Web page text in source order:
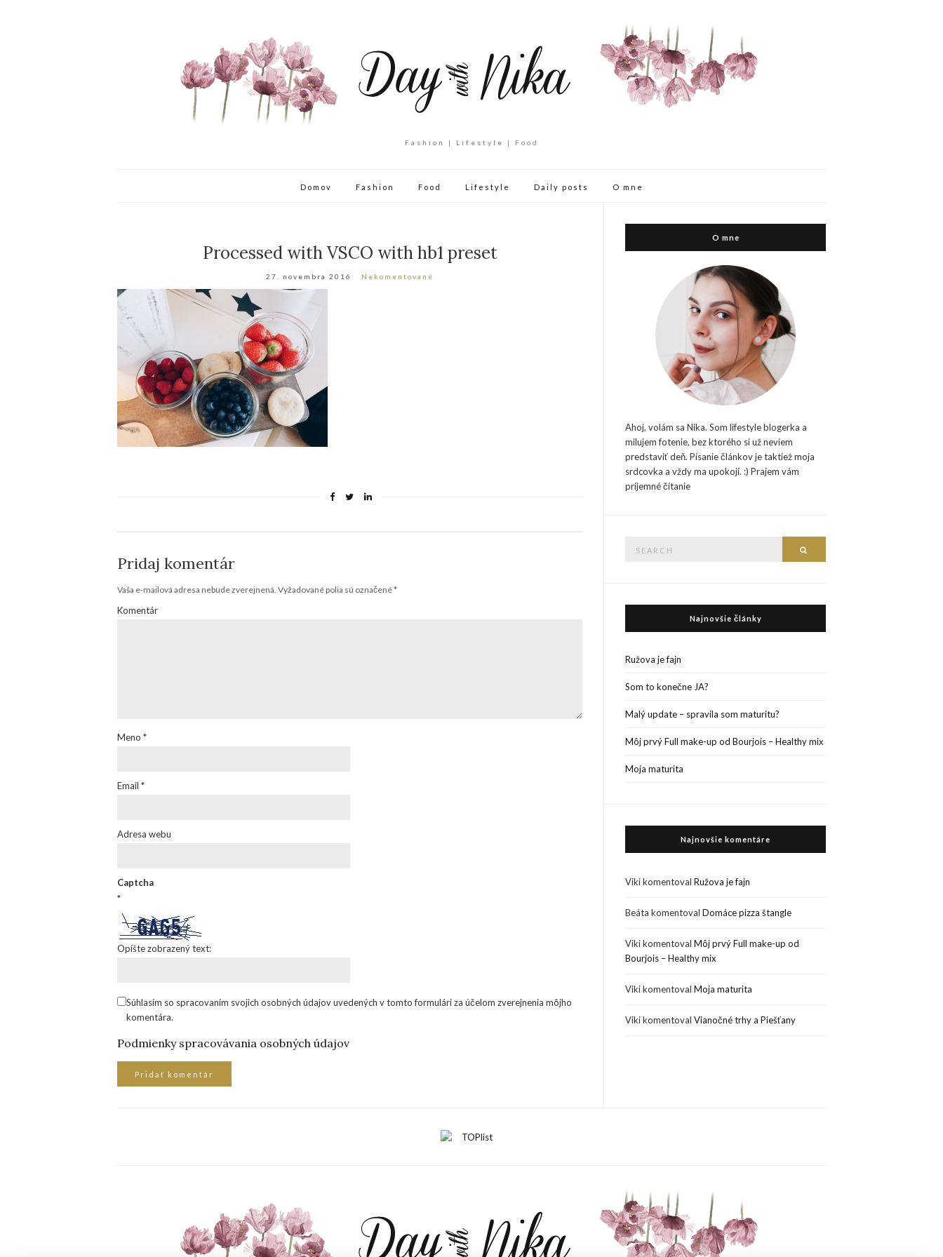
Fashion | Lifestyle | Food
Domov Fashion Food Lifestyle Daily posts O mne
Processed with VSCO with hb1 preset
27. novembra 2016 Nekomentované
Pridaj komentár
Vaša e-mailová adresa nebude zverejnená. Vyžadované polia sú označené*
Komentár
Meno *
Email *
Adresa webu
Captcha
*
Opíšte zobrazený text:
Súhlasím so spracovaním svojich osobných údajov uvedených v tomto formulári za účelom zverejnenia môjho
komentára.
Podmienky spracovávania osobných údajov
O mne
Ahoj, volám sa Nika. Som lifestyle blogerka a
milujem fotenie, bez ktorého si už neviem
predstaviť deň. Písanie článkov je taktiež moja
srdcovka a vždy ma upokojí. :) Prajem vám
príjemné čítanie
Najnovšie články
Ružova je fajn
Som to konečne JA?
Malý update – spravila som maturitu?
Môj prvý Full make-up od Bourjois – Healthy mix
Moja maturita
Najnovšie komentáre
VikikomentovalRužova je fajn
Beáta komentovalDomáce pizza štangle
VikikomentovalMôj prvý Full make-up od
Bourjois – Healthy mix
VikikomentovalMoja maturita
VikikomentovalVianočné trhy a Piešťany